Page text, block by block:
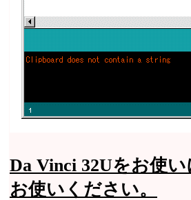
Da Vinci 32Uをお使
お使いください。